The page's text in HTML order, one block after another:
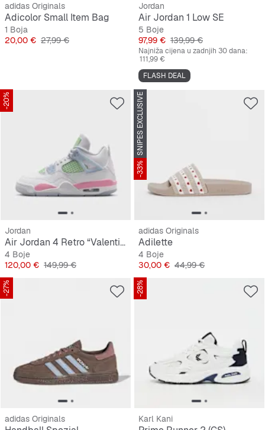
adidas Originals
Adicolor Small Item Bag
1 Boja
Cijena
20,00 € Originalna cijena
27,99 €
Jordan
Air Jordan 1 Low SE
5 Boje
Cijena
97,99 € Originalna cijena
139,99 €
Najniža cijena u zadnjih 30 dana:
111,99 €
FLASH DEAL
-20%
Jordan
Air Jordan 4 Retro “Valentine's Day” (GS)
4 Boje
Cijena
120,00 € Originalna cijena
149,99 €
SNIPES EXCLUSIVE
-33%
adidas Originals
Adilette
4 Boje
Cijena
30,00 € Originalna cijena
44,99 €
-27%
adidas Originals
-28%
Karl Kani